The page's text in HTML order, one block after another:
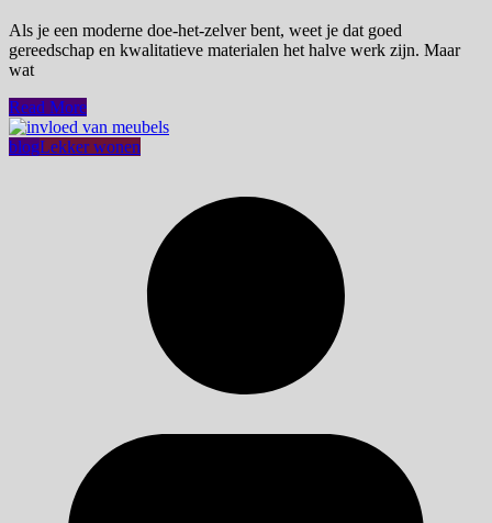
Als je een moderne doe-het-zelver bent, weet je dat goed
gereedschap en kwalitatieve materialen het halve werk zijn. Maar
wat
Read More
blogLekker wonen